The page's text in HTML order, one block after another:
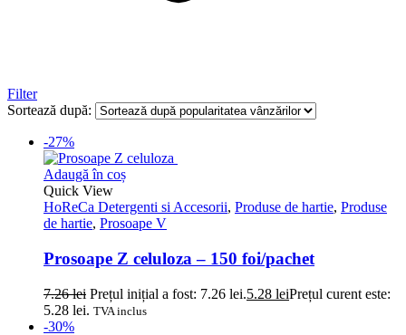
Filter
Sortează după:
-27%
Adaugă în coș
Quick View
HoReCa Detergenti si Accesorii, Produse de hartie, Produse
de hartie, Prosoape V
Prosoape Z celuloza – 150 foi/pachet
7.26lei Prețul inițial a fost: 7.26 lei.5.28 leiPrețul curent este:
5.28 lei. TVA inclus
-30%